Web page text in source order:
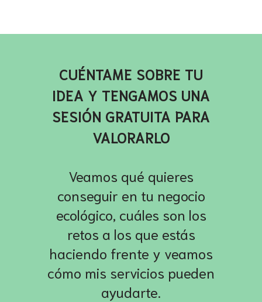
CUÉNTAME SOBRE TU
IDEA Y TENGAMOS UNA
SESIÓN GRATUITA PARA
VALORARLO
Veamos qué quieres
conseguir en tu negocio
ecológico, cuáles son los
retos a los que estás
haciendo frente y veamos
cómo mis servicios pueden
ayudarte.